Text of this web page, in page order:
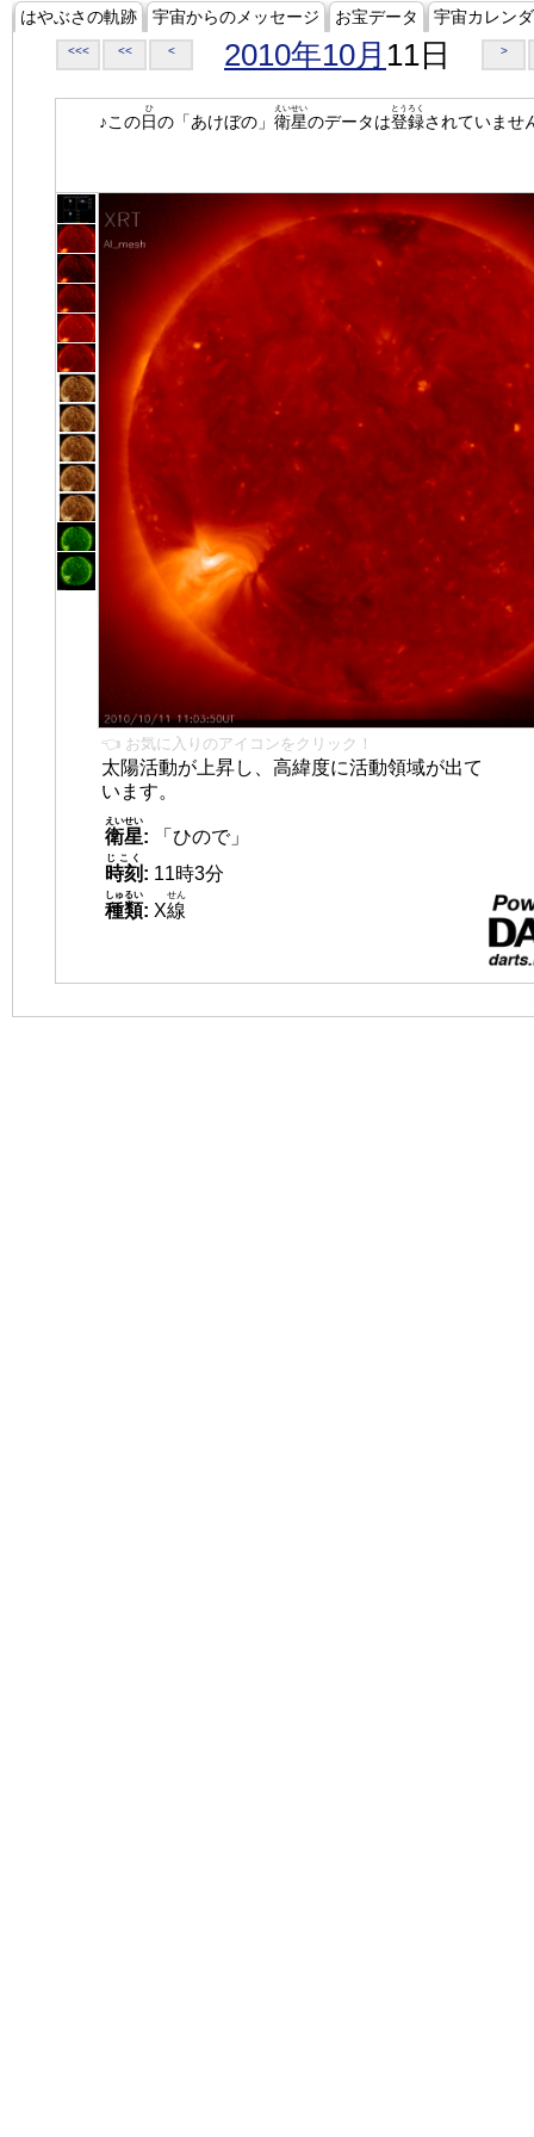
はやぶさの軌跡 宇宙からのメッセージ お宝データ 宇宙カレン
<<< << < 2010年10月 11日 >
♪この日
ひ
の「あけぼの」 衛星
えいせい
のデータは登録
とうろく
されていませ
👈 お気に入りのアイコンをクリック！
太陽活動が上昇し、高緯度に活動領域が出て
います。
衛星
えいせい
:
「ひので」
時刻
じこく
: 11時3分
種類
しゅるい
: X線
せん